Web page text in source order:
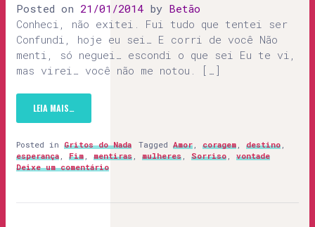
Posted on 21/01/2014 by Betão
Conheci, não exitei. Fui tudo que tentei ser
Confundi, hoje eu sei… E corri de você Não
menti, só neguei… escondi o que sei Eu te vi,
mas virei… você não me notou. […]
LEIA MAIS…
Posted in Gritos do Nada Tagged Amor coragem destino
esperança
Fim mentiras mulheres Sorriso
vontade
Deixe um comentário